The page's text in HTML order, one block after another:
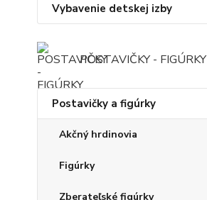
Vybavenie detskej izby
POSTAVIČKY - FIGÚRKY
Postavičky a figúrky
Akčný hrdinovia
Figúrky
Zberateľské figúrky